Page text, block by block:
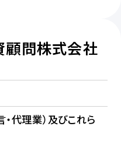
顧問株式会社
代理業）及びこれら